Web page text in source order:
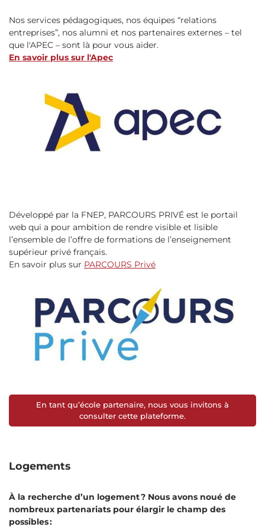
Nos services pédagogiques, nos équipes “relations
entreprises”, nos alumni et nos partenaires externes – tel
que l'APEC – sont là pour vous aider.
En savoir plus sur l'Apec
Développé par la FNEP, PARCOURS PRIVÉ est le portail
web qui a pour ambition de rendre visible et lisible
l’ensemble de l’offre de formations de l’enseignement
supérieur privé français.
En savoir plus sur PARCOURS Privé
En tant qu’école partenaire, nous vous invitons à
consulter cette plateforme.
Logements
À la recherche d’un logement ? Nous avons noué de
nombreux partenariats pour élargir le champ des
possibles :